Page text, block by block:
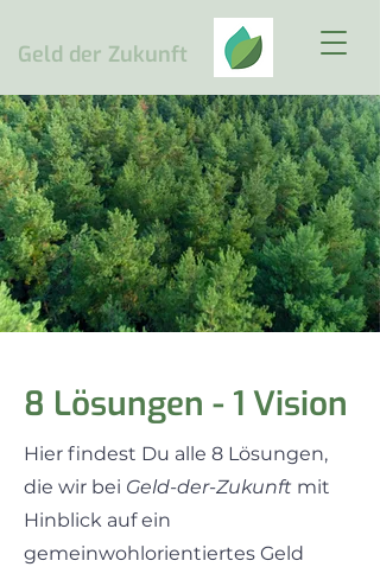
Geld der Zukunft
8 Lösungen - 1 Vision
Hier findest Du alle 8 Lösungen,
die wir bei Geld-der-Zukunft mit
Hinblick auf ein
gemeinwohlorientiertes Geld